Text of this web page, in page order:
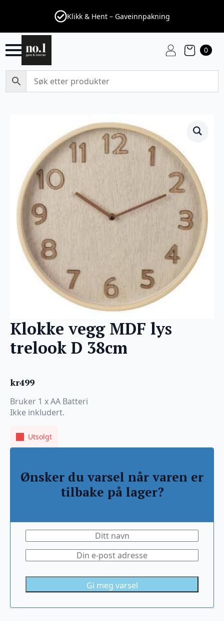
Klikk & Hent – Gaveinnpakning
0
Klokke vegg MDF lys
trelook D 38cm
kr499
Bruker 1 x AA Batteri
Ikke inkludert.
Utsolgt
Ønsker du varsel når varen er
tilbake på lager?
Gi meg varsel